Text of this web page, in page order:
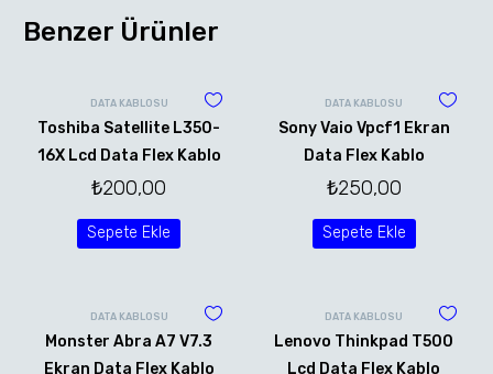
Benzer Ürünler
DATA KABLOSU
Toshiba Satellite L350-
16X Lcd Data Flex Kablo
₺200,00
Sepete Ekle
DATA KABLOSU
Sony Vaio Vpcf1 Ekran
Data Flex Kablo
₺250,00
Sepete Ekle
DATA KABLOSU
Monster Abra A7 V7.3
Ekran Data Flex Kablo
DATA KABLOSU
Lenovo Thinkpad T500
Lcd Data Flex Kablo